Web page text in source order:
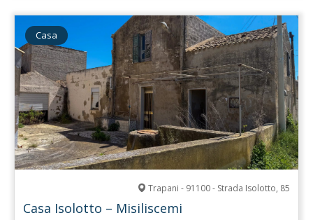
Casa
Trapani - 91100 - Strada Isolotto, 85
Casa Isolotto – Misiliscemi